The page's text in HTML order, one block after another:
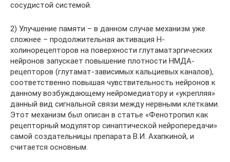
сосудистой системой.
2) Улучшение памяти – в данном случае механизм уже
сложнее – продолжительная активация Н-
холинорецепторов на поверхности глутаматэргических
нейронов запускает повышение плотности НМДА-
рецепторов (глутамат-зависимых кальциевых каналов),
соответственно повышая чувствительность нейронов к
данному возбуждающему нейромедиатору и «укрепляя»
данный вид сигнальной связи между нервными клетками.
Этот механизм был описан в статье «Фенотропил как
рецепторный модулятор синаптической нейропередачи»
самой создательницы препарата В.И. Ахапкиной, и
считается основным.